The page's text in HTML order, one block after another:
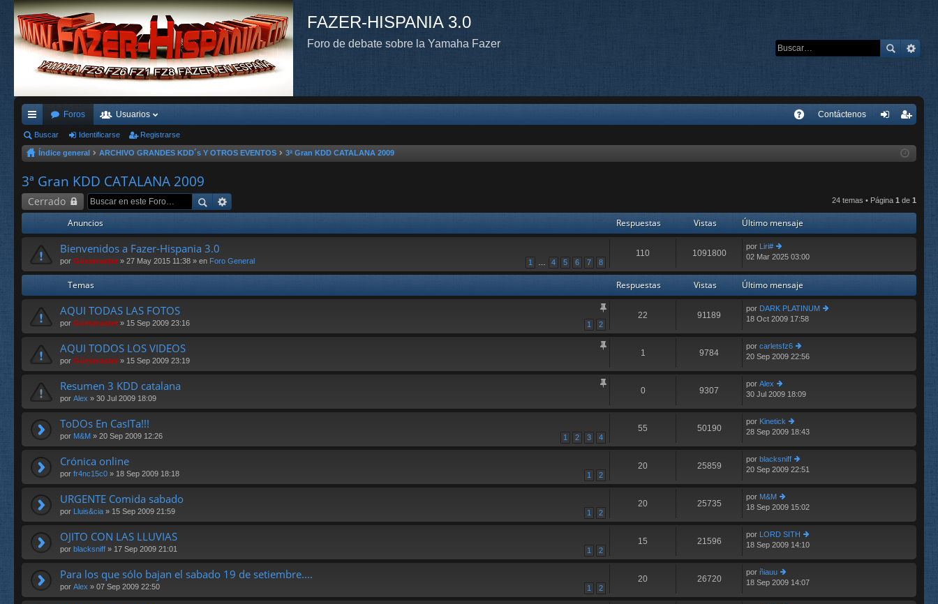
FAZER-HISPANIA 3.0
Foro de debate sobre la Yamaha Fazer
nl
ac
es
rá
Foros Usuarios Contáctenos
ar
ist
rs
Buscar Identificarse Registrarse
Índice general ARCHIVO GRANDES KDD´s Y OTROS EVENTOS 3ª Gran KDD CATALANA 2009
3ª Gran KDD CATALANA 2009
Cerrado 24 temas • Página 1 de 1
Anuncios Respuestas Vistas Último mensaje
Bienvenidos a Fazer-Hispania 3.0
1 4 5 6 7 8
por Güesmaster » 27 May 2015 11:38 » en Foro General
110 1091800
por Liri#
er
o
e
n
e
02 Mar 2025 03:00
Temas Respuestas Vistas Último mensaje
AQUI TODAS LAS FOTOS
1 2
por Güesmaster » 15 Sep 2009 23:16
22 91189
por DARK PLATINUM
e
18 Oct 2009 17:58
AQUI TODOS LOS VIDEOS
por Güesmaster » 15 Sep 2009 23:19
1 9784
por carletsfz6
er
m
e
s
20 Sep 2009 22:56
Resumen 3 KDD catalana
por Alex » 30 Jul 2009 18:09
0 9307
por Alex
er
o
m
e
n
s
30 Jul 2009 18:09
ToDOs En CasITa!!!
1 2 3 4
por M&M » 20 Sep 2009 12:26
55 50190
por Kinetick
er
o
m
e
s
28 Sep 2009 18:43
Crónica online
1 2
por fr4nc15c0 » 18 Sep 2009 18:18
20 25859
por blacksniff
er
m
e
n
s
20 Sep 2009 22:51
URGENTE Comida sabado
1 2
por Lluis&cia » 15 Sep 2009 21:59
20 25735
por M&M
er
o
m
e
n
s
18 Sep 2009 15:02
OJITO CON LAS LLUVIAS
1 2
por blacksniff » 17 Sep 2009 21:01
15 21596
por LORD SITH
er
m
e
18 Sep 2009 14:10
Para los que sólo bajan el sabado 19 de setiembre....
1 2
por Alex » 07 Sep 2009 22:50
20 26720
por ñiauu
er
18 Sep 2009 14:07